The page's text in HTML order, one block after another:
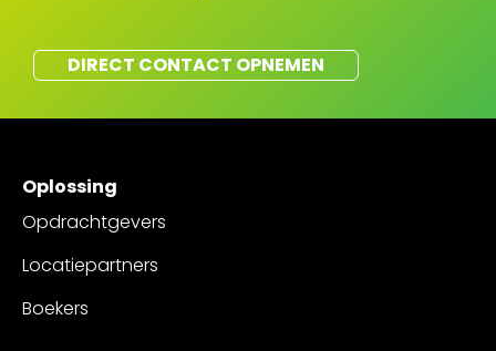
DIRECT CONTACT OPNEMEN
Oplossing
Opdrachtgevers
Locatiepartners
Boekers